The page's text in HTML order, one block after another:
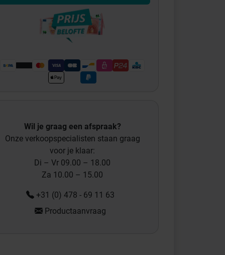
Wil je graag een afspraak?
Onze verkoopspecialisten staan graag
voor je klaar:
Di – Vr 09.00 – 18.00
Za 10.00 – 15.00
+31 (0) 478 - 69 11 63
Productaanvraag